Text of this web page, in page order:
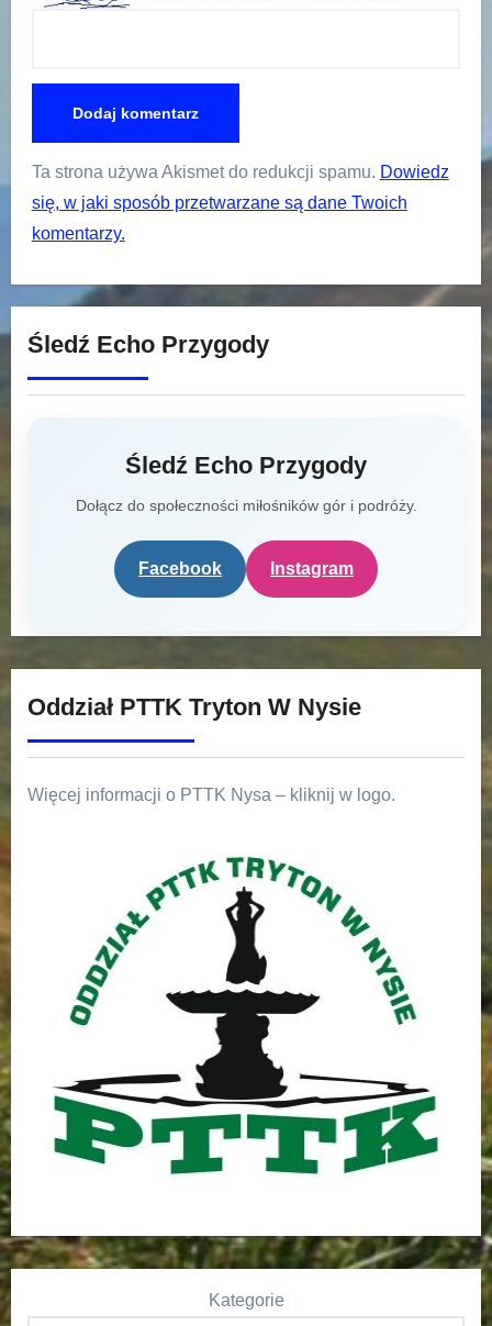
Ta strona używa Akismet do redukcji spamu. Dowiedz
się, w jaki sposób przetwarzane są dane Twoich
komentarzy.
Śledź Echo Przygody
Śledź Echo Przygody
Dołącz do społeczności miłośników gór i podróży.
Facebook Instagram
Oddział PTTK Tryton W Nysie
Więcej informacji o PTTK Nysa – kliknij w logo.
Kategorie